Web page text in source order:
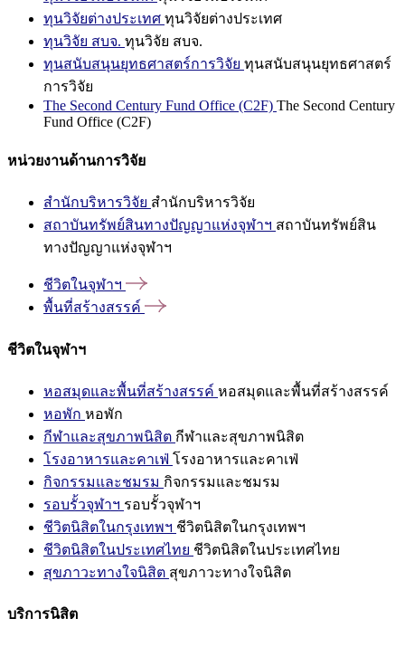
ทุนวิจัยต่างประเทศ ทุนวิจัยต่างประเทศ
ทุนวิจัย สบจ. ทุนวิจัย สบจ.
ทุนสนับสนุนยุทธศาสตร์การวิจัย ทุนสนับสนุนยุทธศาสตร์
การวิจัย
The Second Century Fund Office (C2F) The Second Century
Fund Office (C2F)
หน่วยงานด้านการวิจัย
สำนักบริหารวิจัย สำนักบริหารวิจัย
สถาบันทรัพย์สินทางปัญญาแห่งจุฬาฯ สถาบันทรัพย์สิน
ทางปัญญาแห่งจุฬาฯ
ชีวิตในจุฬาฯ
พื้นที่สร้างสรรค์
ชีวิตในจุฬาฯ
หอสมุดและพื้นที่สร้างสรรค์ หอสมุดและพื้นที่สร้างสรรค์
หอพัก หอพัก
กีฬาและสุขภาพนิสิต กีฬาและสุขภาพนิสิต
โรงอาหารและคาเฟ่ โรงอาหารและคาเฟ่
กิจกรรมและชมรม กิจกรรมและชมรม
รอบรั้วจุฬาฯ รอบรั้วจุฬาฯ
ชีวิตนิสิตในกรุงเทพฯ ชีวิตนิสิตในกรุงเทพฯ
ชีวิตนิสิตในประเทศไทย ชีวิตนิสิตในประเทศไทย
สุขภาวะทางใจนิสิต สุขภาวะทางใจนิสิต
บริการนิสิต